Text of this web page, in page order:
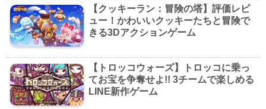
【クッキーラン：冒険の塔】評価レビ
ュー！かわいいクッキーたちと冒険で
きる3Dアクションゲーム
【トロッコウォーズ】トロッコに乗っ
てお宝を争奪せよ!! 3チームで楽しめる
LINE新作ゲーム